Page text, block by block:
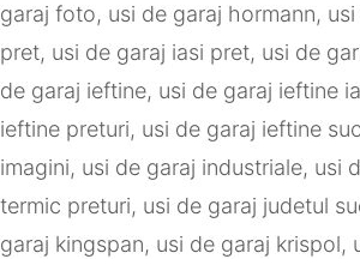
garaj foto, usi de garaj hormann,
pret, usi de garaj iasi pret, usi de
de garaj ieftine, usi de garaj ieftine
ieftine preturi, usi de garaj ieftine
imagini, usi de garaj industriale, usi
termic preturi, usi de garaj judetul
garaj kingspan, usi de garaj krispol,